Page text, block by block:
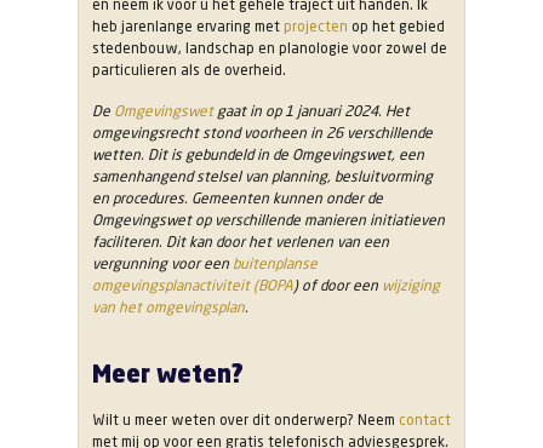
en neem ik voor u het gehele traject uit handen. Ik
heb jarenlange ervaring met projecten op het gebied
stedenbouw, landschap en planologie voor zowel de
particulieren als de overheid.
De Omgevingswet gaat in op 1 januari 2024. Het
omgevingsrecht stond voorheen in 26 verschillende
wetten. Dit is gebundeld in de Omgevingswet, een
samenhangend stelsel van planning, besluitvorming
en procedures. Gemeenten kunnen onder de
Omgevingswet op verschillende manieren initiatieven
faciliteren. Dit kan door het verlenen van een
vergunning voor een buitenplanse
omgevingsplanactiviteit (BOPA) of door een wijziging
van het omgevingsplan.
Meer weten?
Wilt u meer weten over dit onderwerp? Neem contact
met mij op voor een gratis telefonisch adviesgesprek.